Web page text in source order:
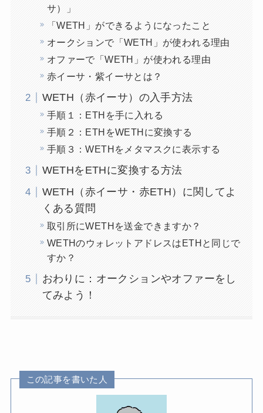
サ）」
「WETH」ができるようになったこと
オークションで「WETH」が使われる理由
オファーで「WETH」が使われる理由
赤イーサ・紫イーサとは？
WETH（赤イーサ）の入手方法
手順１：ETHを手に入れる
手順２：ETHをWETHに変換する
手順３：WETHをメタマスクに表示する
WETHをETHに変換する方法
WETH（赤イーサ・赤ETH）に関してよ
くある質問
取引所にWETHを送金できますか？
WETHのウォレットアドレスはETHと同じで
すか？
おわりに：オークションやオファーをし
てみよう！
この記事を書いた人